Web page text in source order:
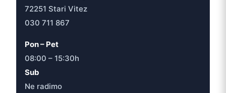
72251 Stari Vitez
030 711 867
Pon – Pet
08:00 – 15:30h
Sub
Ne radimo